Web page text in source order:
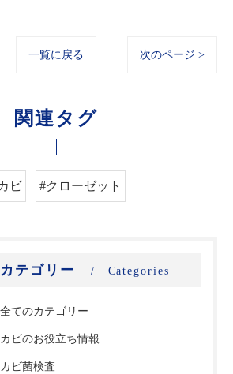
一覧に戻る 次のページ >
関連タグ
ビ #クローゼット
カテゴリー Categories
全てのカテゴリー
カビのお役立ち情報
カビ菌検査